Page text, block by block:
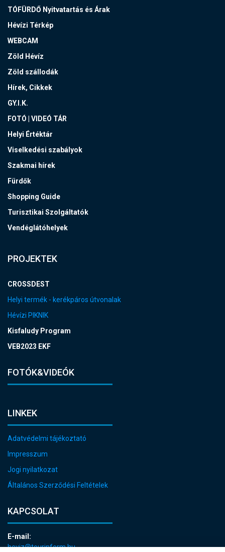
TÓFÜRDŐ Nyitvatartás és Árak
Hévízi Térkép
WEBCAM
Zöld Hévíz
Zöld szállodák
Hírek, Cikkek
GY.I.K.
FOTÓ | VIDEÓ TÁR
Helyi Értéktár
Viselkedési szabályok
Szakmai hírek
Fürdők
Shopping Guide
Turisztikai Szolgáltatók
Vendéglátóhelyek
PROJEKTEK
CROSSDEST
Helyi termék - kerékpáros útvonalak
Hévízi PIKNIK
Kisfaludy Program
VEB2023 EKF
FOTÓK&VIDEÓK
LINKEK
Adatvédelmi tájékoztató
Impresszum
Jogi nyilatkozat
Általános Szerződési Feltételek
KAPCSOLAT
E-mail:
heviz@tourinform.hu